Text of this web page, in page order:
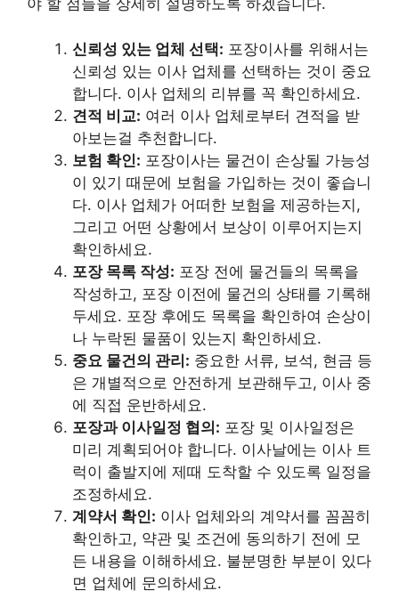
야 할 점들을 상세히 설명하도록 하겠습니다.
신뢰성 있는 업체 선택: 포장이사를 위해서는
신뢰성 있는 이사 업체를 선택하는 것이 중요
합니다. 이사 업체의 리뷰를 꼭 확인하세요.
견적 비교: 여러 이사 업체로부터 견적을 받
아보는걸 추천합니다.
보험 확인: 포장이사는 물건이 손상될 가능성
이 있기 때문에 보험을 가입하는 것이 좋습니
다. 이사 업체가 어떠한 보험을 제공하는지,
그리고 어떤 상황에서 보상이 이루어지는지
확인하세요.
포장 목록 작성: 포장 전에 물건들의 목록을
작성하고, 포장 이전에 물건의 상태를 기록해
두세요. 포장 후에도 목록을 확인하여 손상이
나 누락된 물품이 있는지 확인하세요.
중요 물건의 관리: 중요한 서류, 보석, 현금 등
은 개별적으로 안전하게 보관해두고, 이사 중
에 직접 운반하세요.
포장과 이사일정 협의: 포장 및 이사일정은
미리 계획되어야 합니다. 이사날에는 이사 트
럭이 출발지에 제때 도착할 수 있도록 일정을
조정하세요.
계약서 확인: 이사 업체와의 계약서를 꼼꼼히
확인하고, 약관 및 조건에 동의하기 전에 모
든 내용을 이해하세요. 불분명한 부분이 있다
면 업체에 문의하세요.